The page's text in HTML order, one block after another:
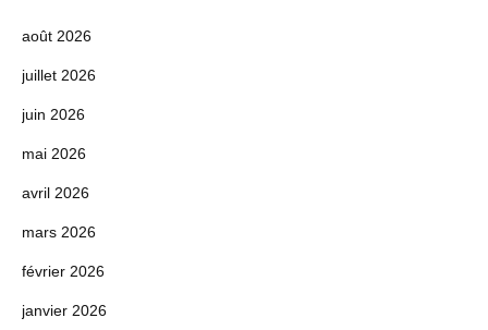
août 2026
juillet 2026
juin 2026
mai 2026
avril 2026
mars 2026
février 2026
janvier 2026